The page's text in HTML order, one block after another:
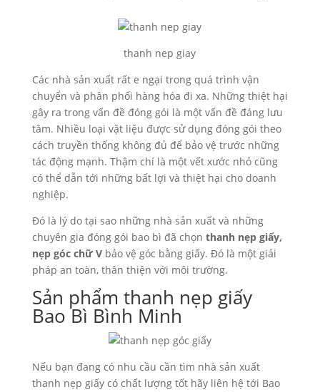
thanh nep giay
Các nhà sản xuất rất e ngại trong quá trình vận
chuyển và phân phối hàng hóa đi xa. Những thiệt hại
gây ra trong vấn đề đóng gói là một vấn đề đáng lưu
tâm. Nhiều loại vật liệu được sử dụng đóng gói theo
cách truyền thống không đủ để bảo vệ trước những
tác động mạnh. Thậm chí là một vết xước nhỏ cũng
có thể dẫn tới những bất lợi và thiệt hại cho doanh
nghiệp.
Đó là lý do tại sao những nhà sản xuất và những
chuyên gia đóng gói bao bì đã chọn thanh nẹp giấy,
nẹp góc chữ Vbảo vệ góc bằng giấy. Đó là một giải
pháp an toàn, thân thiện với môi trường.
Sản phẩm thanh nẹp giấy
Bao Bì Bình Minh
Nếu bạn đang có nhu cầu cần tìm nhà sản xuất
thanh nẹp giấy có chất lượng tốt hãy liên hệ tới Bao